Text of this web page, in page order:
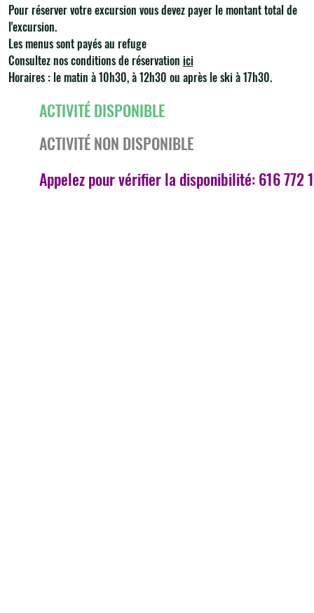
Pour réserver votre excursion vous devez payer le montant total de
l'excursion.
Les menus sont payés au refuge
Consultez nos conditions de réservation ici
Horaires : le matin à 10h30, à 12h30 ou après le ski à 17h30.
ACTIVITÉ DISPONIBLE
ACTIVITÉ NON DISPONIBLE
Appelez pour vérifier la disponibilité: 616 772